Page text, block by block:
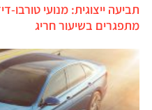
ייצוגית: מנועי טורבו-
בשיעור חריג